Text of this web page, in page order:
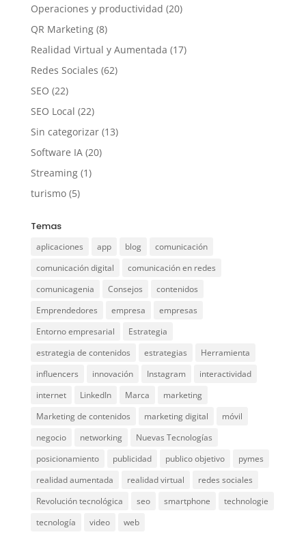
Operaciones y productividad (20)
QR Marketing(8)
Realidad Virtual y Aumentada (17)
Redes Sociales (62)
SEO (22)
SEO Local (22)
Sin categorizar(13)
Software IA(20)
Streaming(1)
turismo(5)
Temas
aplicaciones app blog
comunicación
comunicación digital
comunicación en redes
comunicagenia
Consejos
contenidos
Emprendedores
empresa
empresas
Entorno empresarial
Estrategia
estrategia de contenidos
estrategias
Herramienta
influencers
innovación Instagram
interactividad
internet
LinkedIn Marca
marketing
Marketing de contenidos
marketing digital
móvil
negocio
networking
Nuevas Tecnologías
posicionamiento
publicidad publico objetivo
pymes
realidad aumentada
realidad virtual
redes sociales
Revolución tecnológica
seo smartphone
technologie
tecnología
video web